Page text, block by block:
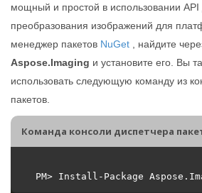
мощный и простой в использовании API
преобразования изображений для
менеджер пакетов NuGet , найдите
Aspose.Imaging и установите его. Вы
использовать следующую команду из
пакетов.
Команда консоли диспетчера